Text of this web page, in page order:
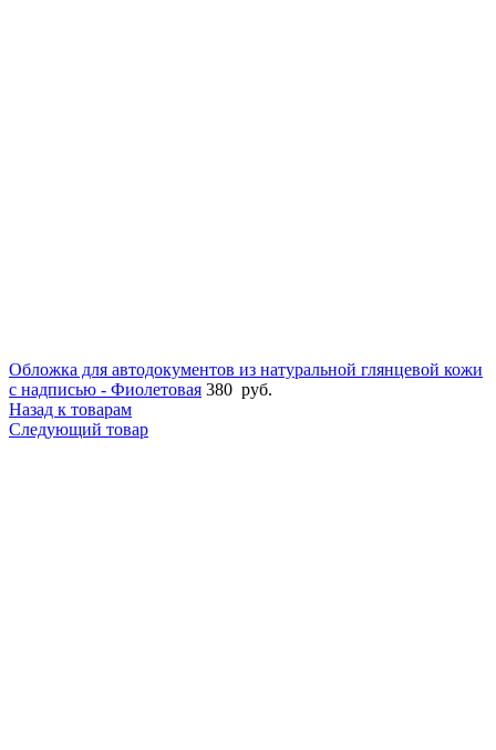
Обложка для автодокументов из натуральной глянцевой кожи
с надписью - Фиолетовая 380 руб.
Назад к товарам
Следующий товар